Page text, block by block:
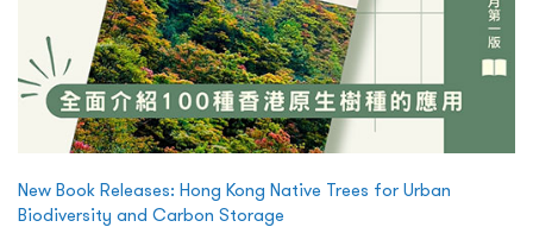
New Book Releases: Hong Kong Native Trees for Urban
Biodiversity and Carbon Storage